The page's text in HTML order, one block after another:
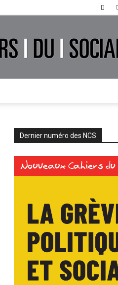
Dernier numéro des NCS